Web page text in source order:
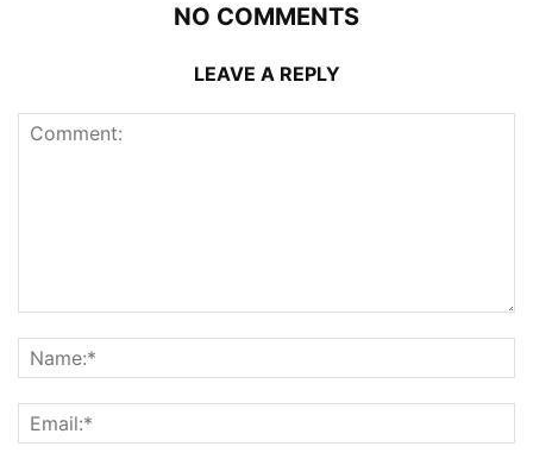
NO COMMENTS
LEAVE A REPLY